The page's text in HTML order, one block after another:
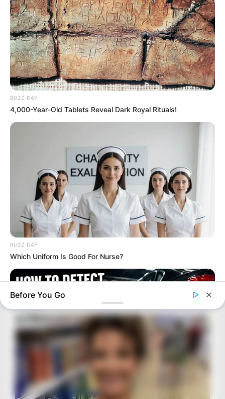
BUZZ DAY
4,000-Year-Old Tablets Reveal Dark Royal Rituals!
BUZZ DAY
Which Uniform Is Good For Nurse?
BUZZ DAY
Before You Go